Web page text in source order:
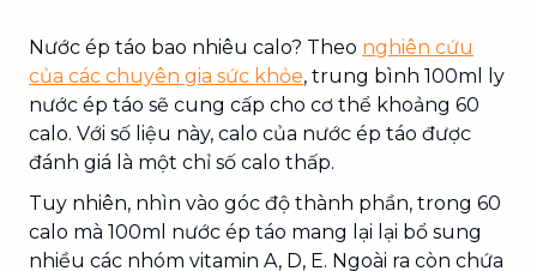
Nước ép táo bao nhiêu calo? Theo nghiên cứu
của các chuyên gia sức khỏe, trung bình 100ml ly
nước ép táo sẽ cung cấp cho cơ thể khoảng 60
calo. Với số liệu này, calo của nước ép táo được
đánh giá là một chỉ số calo thấp.
Tuy nhiên, nhìn vào góc độ thành phần, trong 60
calo mà 100ml nước ép táo mang lại lại bổ sung
nhiều các nhóm vitamin A, D, E. Ngoài ra còn chứa